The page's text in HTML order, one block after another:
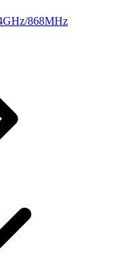
868MHz